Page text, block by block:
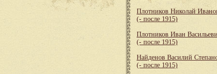
Плотников Николай
(- после 1915)
Плотников Иван
(- после 1915)
Найденов Василий
(- после 1915)